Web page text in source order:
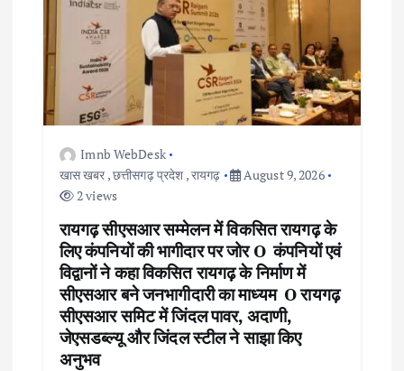
o
n
Imnb WebDesk
खास खबर ,छत्तीसगढ़ प्रदेश ,रायगढ़
August 9, 2026
2 views
रायगढ़ सीएसआर सम्मेलन में विकसित रायगढ़ के
लिए कंपनियों की भागीदार पर जोर O कंपनियों एवं
विद्वानों ने कहा विकसित रायगढ़ के निर्माण में
सीएसआर बने जनभागीदारी का माध्यम O रायगढ़
सीएसआर समिट में जिंदल पावर, अदाणी,
जेएसडब्ल्यू और जिंदल स्टील ने साझा किए
अनुभव